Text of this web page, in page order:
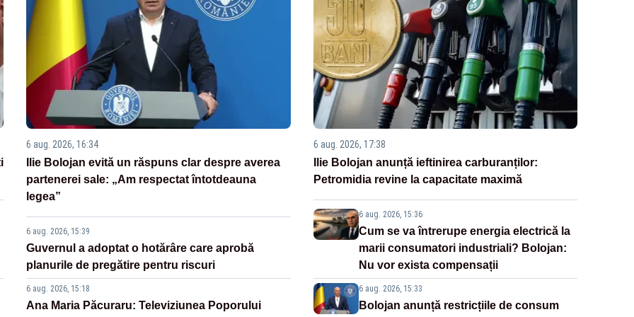
6 aug. 2026, 16:34
Ilie Bolojan evită un răspuns clar despre averea
partenerei sale: „Am respectat întotdeauna
legea”
6 aug. 2026, 15:39
Guvernul a adoptat o hotărâre care aprobă
planurile de pregătire pentru riscuri
6 aug. 2026, 15:18
Ana Maria Păcuraru: Televiziunea Poporului
6 aug. 2026, 17:38
Ilie Bolojan anunță ieftinirea carburanților:
Petromidia revine la capacitate maximă
6 aug. 2026, 15:36
Cum se va întrerupe energia electrică la
marii consumatori industriali? Bolojan:
Nu vor exista compensații
6 aug. 2026, 15:33
Bolojan anunță restricțiile de consum